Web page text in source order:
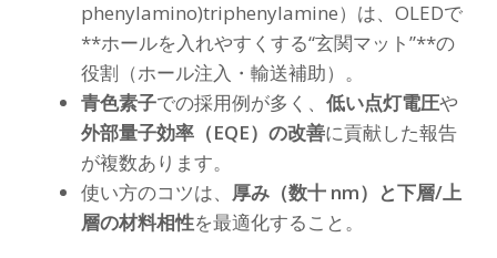
phenylamino)triphenylamine）は、OLEDで
**ホールを入れやすくする“玄関マット”**の
役割（ホール注入・輸送補助）。
青色素子での採用例が多く、 低い点灯電圧や
外部量子効率（EQE）の改善に貢献した報告
が複数あります。
使い方のコツは、 厚み（数十 nm）と下層/上
層の材料相性を最適化すること。